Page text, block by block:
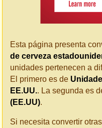
Esta página presenta
de cerveza
unidades pertenecen a
El primero es de
EE.UU.. La segunda es
(EE.UU).
Si necesita convertir